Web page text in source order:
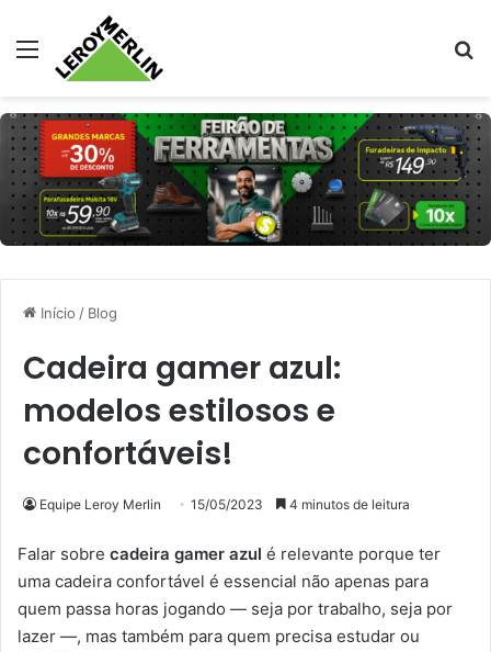
Menu
Início / Blog
Cadeira gamer azul:
modelos estilosos e
confortáveis!
Equipe Leroy Merlin 15/05/2023 4 minutos de leitura
Falar sobre cadeira gamer azul é relevante porque ter
uma cadeira confortável é essencial não apenas para
quem passa horas jogando — seja por trabalho, seja por
lazer —, mas também para quem precisa estudar ou